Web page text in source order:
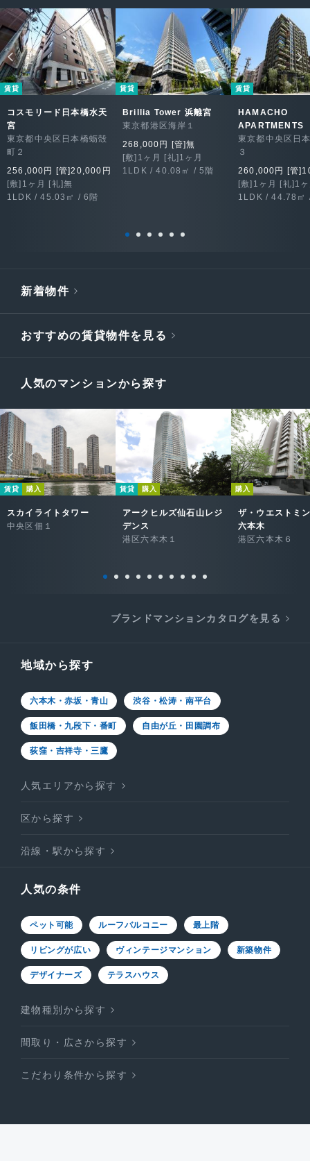
賃貸
コスモリード日本橋水天
宮
東京都中央区日本橋蛎殻
町２
256,000円 [管]20,000円
[敷]1ヶ月 [礼]無
1LDK / 45.03㎡ / 6階
賃貸
Brillia Tower 浜離宮
東京都港区海岸１
268,000円 [管]無
[敷]1ヶ月 [礼]1ヶ月
1LDK / 40.08㎡ / 5階
賃貸
HAMACHO
APARTMENTS
東京都中央区日
３
260,000円 [管
[敷]1ヶ月 [礼]1
1LDK / 44.78㎡
新着物件
おすすめの賃貸物件を見る
人気のマンションから探す
賃貸 購入
スカイライトタワー
中央区佃１
賃貸 購入
アークヒルズ仙石山レジ
デンス
港区六本木１
購入
ザ・ウエストミ
六本木
港区六本木６
ブランドマンションカタログを見る
地域から探す
六本木・赤坂・青山 渋谷・松涛・南平台
飯田橋・九段下・番町 自由が丘・田園調布
荻窪・吉祥寺・三鷹
人気エリアから探す
区から探す
沿線・駅から探す
人気の条件
ペット可能 ルーフバルコニー 最上階
リビングが広い ヴィンテージマンション 新築物件
デザイナーズ テラスハウス
建物種別から探す
間取り・広さから探す
こだわり条件から探す